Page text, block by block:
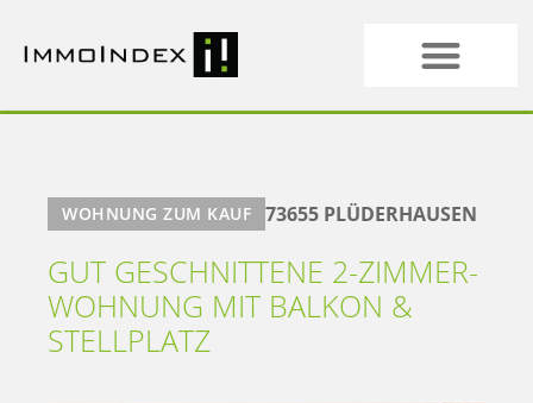
WOHNUNG ZUM KAUF 73655 PLÜDERHAUSEN
GUT GESCHNITTENE 2-ZIMMER-
WOHNUNG MIT BALKON &
STELLPLATZ